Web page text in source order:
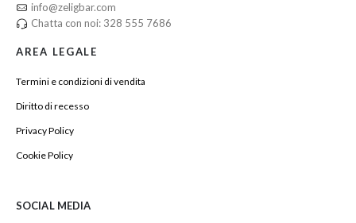
info@zeligbar.com
Chatta con noi: 328 555 7686
AREA LEGALE
Termini e condizioni di vendita
Diritto di recesso
Privacy Policy
Cookie Policy
SOCIAL MEDIA